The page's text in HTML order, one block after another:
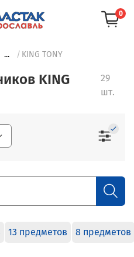
0
... KING TONY
KING
29
шт.
13 предметов 8 предметов